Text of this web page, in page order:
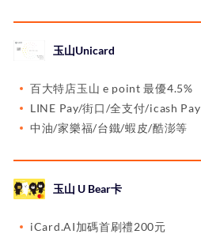
玉山Unicard
百大特店玉山 e point 最優4.5%
LINE Pay/街口/全支付/icash Pay
中油/家樂福/台鐵/蝦皮/酷澎等
玉山 U Bear卡
iCard.AI加碼首刷禮200元